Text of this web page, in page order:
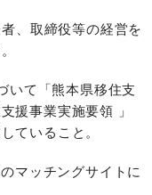
、取締役等の経営を
いて「熊本県移住支
援事業実施要領 」
ていること。
マッチングサイトに